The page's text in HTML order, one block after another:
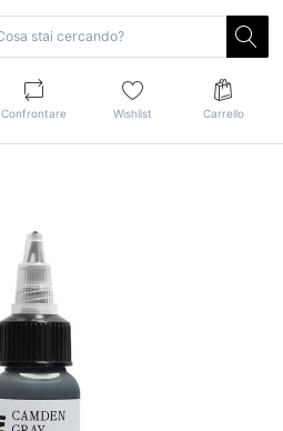
Confrontare Wishlist Carrello